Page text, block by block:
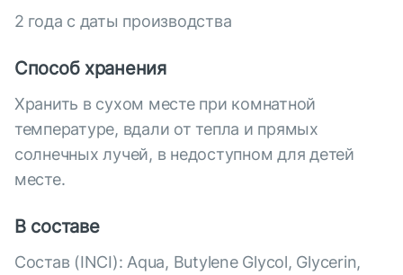
2 года с даты производства
Способ хранения
Хранить в сухом месте при комнатной
температуре, вдали от тепла и прямых
солнечных лучей, в недоступном для детей
месте.
В составе
Состав (INCI): Aqua, Butylene Glycol, Glycerin,